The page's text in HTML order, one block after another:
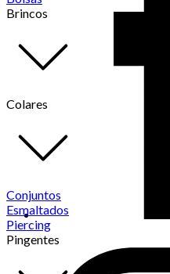
Brincos
Colares
Conjuntos
Esmaltados
Piercing
Pingentes